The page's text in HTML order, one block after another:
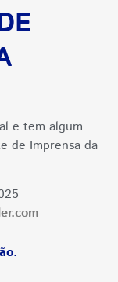
e tem algum
de Imprensa da